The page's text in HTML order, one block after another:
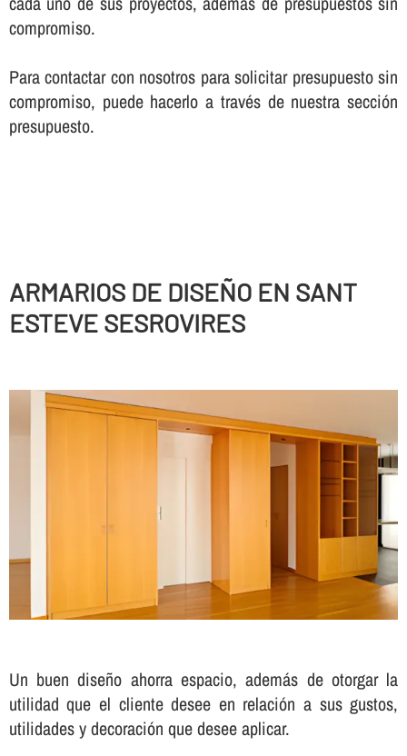
compromiso.
Para contactar con nosotros para solicitar presupuesto sin
compromiso, puede hacerlo a través de nuestra sección
presupuesto.
ARMARIOS DE DISEÑO EN SANT
ESTEVE SESROVIRES
Un buen diseño ahorra espacio, además de otorgar la
utilidad que el cliente desee en relación a sus gustos,
utilidades y decoración que desee aplicar.